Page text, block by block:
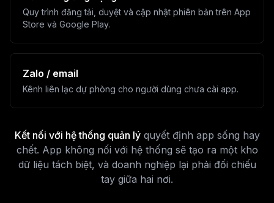
Quy trình đăng tải, duyệt và cập nhật phiên bản trên App
Store và Google Play.
Zalo / email
Kênh liên lạc dự phòng cho người dùng chưa cài app.
Kết nối với hệ thống quản lýquyết định app sống hay
chết. App không nối với hệ thống sẽ tạo ra một kho
dữ liệu tách biệt, và doanh nghiệp lại phải đối chiếu
tay giữa hai nơi.